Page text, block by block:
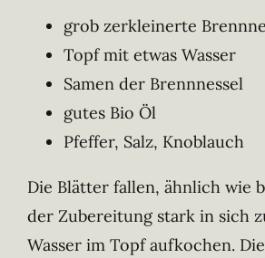
grob zerkleinerte
Topf mit etwas Wasser
Samen der Brennnessel
gutes Bio Öl
Pfeffer, Salz, Knoblauch
Die Blätter fallen, ähnlich wie
der Zubereitung stark in sich
Wasser im Topf aufkochen.